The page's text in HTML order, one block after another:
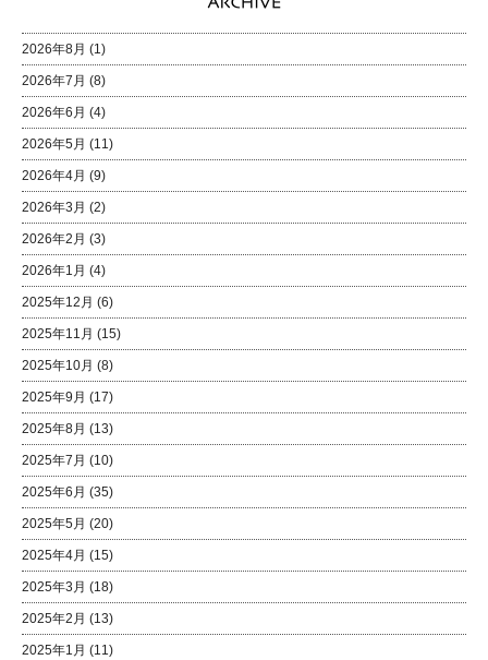
2026年8月 (1)
2026年7月 (8)
2026年6月 (4)
2026年5月 (11)
2026年4月 (9)
2026年3月 (2)
2026年2月 (3)
2026年1月 (4)
2025年12月 (6)
2025年11月 (15)
2025年10月 (8)
2025年9月 (17)
2025年8月 (13)
2025年7月 (10)
2025年6月 (35)
2025年5月 (20)
2025年4月 (15)
2025年3月 (18)
2025年2月 (13)
2025年1月 (11)